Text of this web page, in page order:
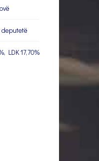
deputetë
LDK 17,70%